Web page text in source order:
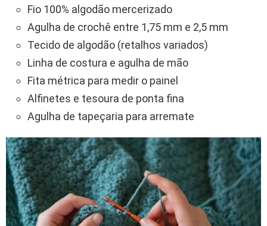
Fio 100% algodão mercerizado
Agulha de crochê entre 1,75 mm e 2,5 mm
Tecido de algodão (retalhos variados)
Linha de costura e agulha de mão
Fita métrica para medir o painel
Alfinetes e tesoura de ponta fina
Agulha de tapeçaria para arremate